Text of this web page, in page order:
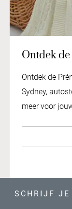
Ontdek
Ontdek de
Sydney,
meer voor
SCHRIJF JE